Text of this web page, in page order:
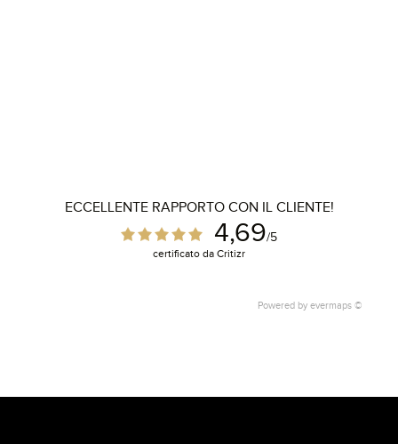
ECCELLENTE RAPPORTO CON IL CLIENTE!
4,69/5
certificato da Critizr
Powered by evermaps ©